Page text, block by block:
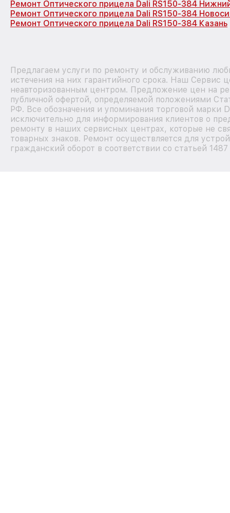
Ремонт Оптического прицела Dali RS150-384
Ремонт Оптического прицела Dali RS150-384
Ремонт Оптического прицела Dali RS150-384 Казань
Предлагаем услуги по ремонту и обслуживанию
истечения на них гарантийного срока. Наш Сервис
неавторизованным центром. Предложение цен на
публичной офертой, определяемой положениями
РФ. Все обозначения и упоминания торговой марки
исключительно для информирования клиентов о
ремонту в наших сервисных центрах, которые не
товарных знаков. Ремонт осуществляется для
гражданский оборот в соответствии со статьей